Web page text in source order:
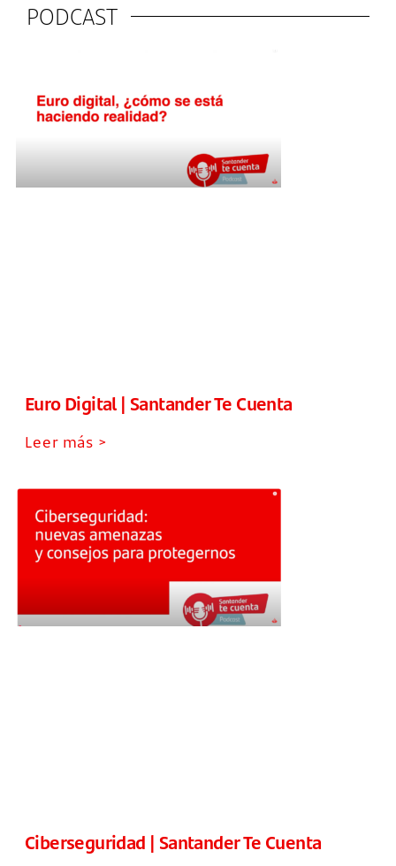
PODCAST
Euro Digital | Santander Te Cuenta
Leer más >
Ciberseguridad | Santander Te Cuenta